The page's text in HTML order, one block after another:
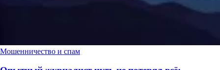
Мошенничество и спам